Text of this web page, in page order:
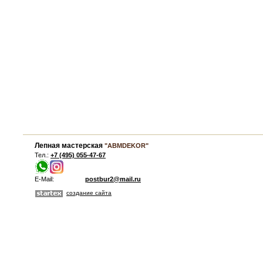
Лепная мастерская "ABMDEKOR"
Тел.: +7 (495) 055-47-67
E-Mail: postbur2@mail.ru
создание сайта